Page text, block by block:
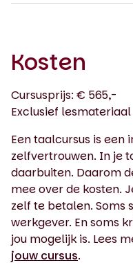
Kosten
Cursusprijs: € 565,-
Exclusief lesmateriaal
Een taalcursus is een
zelfvertrouwen. In je
daarbuiten. Daarom
mee over de kosten.
zelf te betalen. Soms
werkgever. En soms
jou mogelijk is. Lees
jouw cursus.